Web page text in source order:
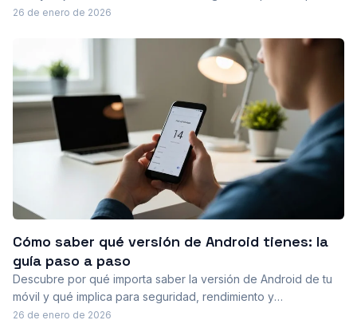
activar, solucionar fallos, y aprovechar respuestas
26 de enero de 2026
Cómo saber qué versión de Android tienes: la
guía paso a paso
Descubre por qué importa saber la versión de Android de tu
móvil y qué implica para seguridad, rendimiento y
compatibilidad de apps. Aprende a verificarla fácilmente
26 de enero de 2026